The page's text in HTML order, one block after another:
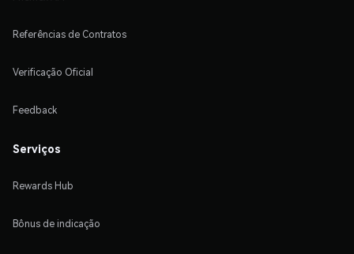
Referências de Contratos
Verificação Oficial
Feedback
Serviços
Rewards Hub
Bônus de indicação